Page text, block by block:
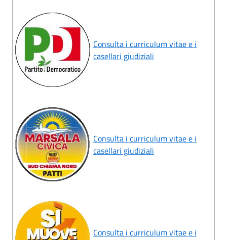
Consulta i curriculum vitae e i
casellari giudiziali
Consulta i curriculum vitae e i
casellari giudiziali
Consulta i curriculum vitae e i